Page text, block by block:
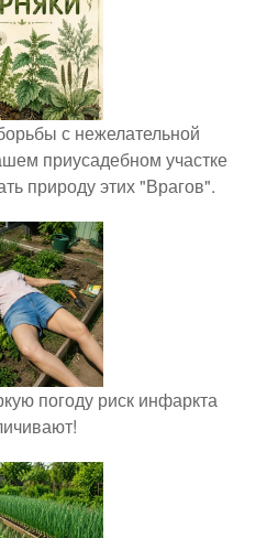
с нежелательной
приусадебном участке
природу этих "Врагов".
погоду риск инфаркта